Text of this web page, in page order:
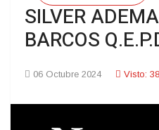
SILVER
BARCOS
06 Octubre 2024 Visto: